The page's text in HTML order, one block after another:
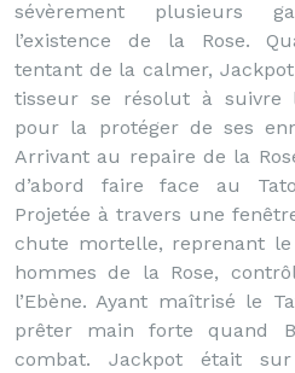
sévèrement plusieurs
l’existence de la Rose.
tentant de la calmer,
tisseur se résolut à suivre
pour la protéger de ses
Arrivant au repaire de la
d’abord faire face au
Projetée à travers une
chute mortelle, reprenant
hommes de la Rose,
l’Ebène. Ayant maîtrisé le
prêter main forte quand
combat. Jackpot était